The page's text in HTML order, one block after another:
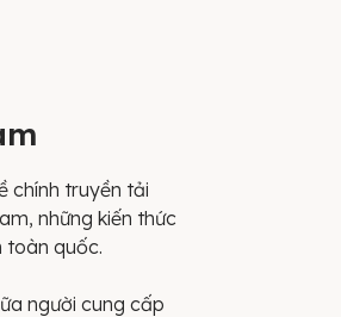
chính truyền tải
những kiến thức
toàn quốc.
người cung cấp